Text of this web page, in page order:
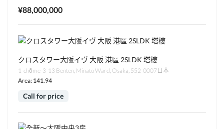
¥88,000,000
クロスタワー大阪イヴ 大阪 港區 2SLDK 塔樓
1-chōme-3-13 Benten, Minato Ward, Osaka, 552-0007日本
Area: 141.94
Call for price